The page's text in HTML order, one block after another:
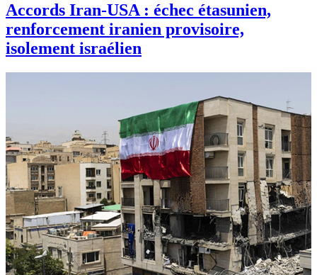
Accords Iran-USA : échec étasunien,
renforcement iranien provisoire,
isolement israélien